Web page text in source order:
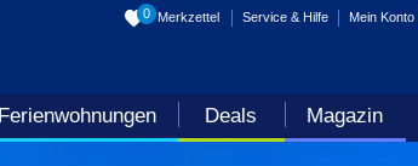
Ferienwohnungen Deals Magazin
0 Merkzettel Service & Hilfe Mein Konto